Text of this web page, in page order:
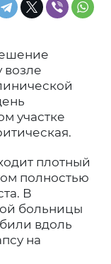
возле
участке
плотный
полностью
В
больницы
вдоль
на